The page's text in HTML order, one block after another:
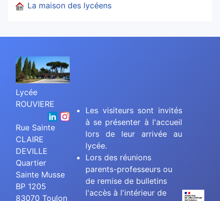
La maison des lycéens
Lycée
ROUVIERE
Rue Sainte
CLAIRE
DEVILLE
Quartier
Sainte Musse
BP 1205
83070 Toulon
Les visiteurs sont invités
à se présenter à l'accueil
lors de leur arrivée au
lycée.
Lors des réunions
parents-professeurs ou
de remise de bulletins
l'accès à l'intérieur de